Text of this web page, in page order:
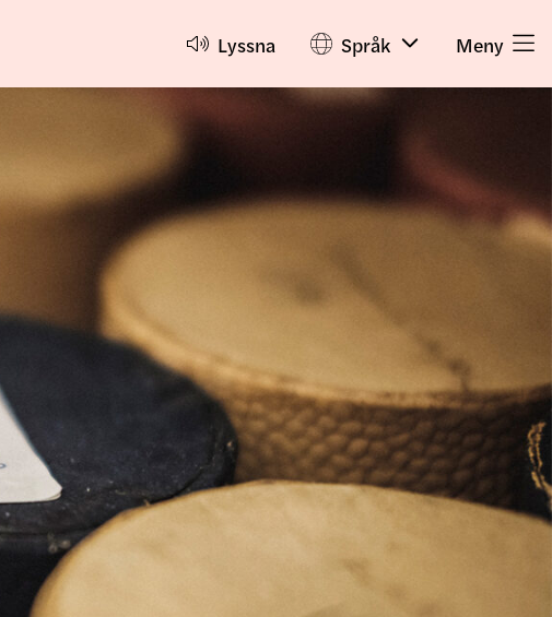
Lyssna Språk Meny